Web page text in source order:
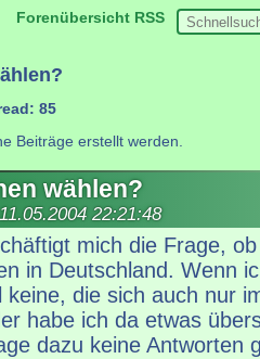
Forenübersicht RSS
85
Beiträge erstellt werden.
wählen?
11.05.2004 22:21:48
mich die Frage,
in Deutschland. Wenn
keine, die sich auch nur
habe ich da etwas
dazu keine Antworten